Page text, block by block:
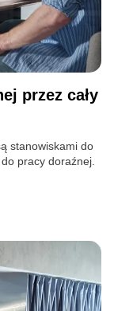
przez cały
stanowiskami do
pracy doraźnej.